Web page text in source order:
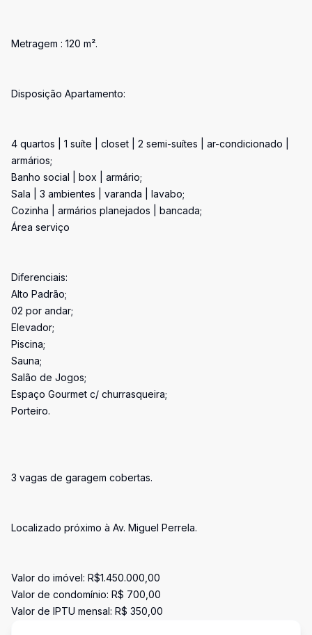
Metragem : 120 m².
Disposição Apartamento:
4 quartos | 1 suíte | closet | 2 semi-suítes | ar-condicionado |
armários;
Banho social | box | armário;
Sala | 3 ambientes | varanda | lavabo;
Cozinha | armários planejados | bancada;
Área serviço
Diferenciais:
Alto Padrão;
02 por andar;
Elevador;
Piscina;
Sauna;
Salão de Jogos;
Espaço Gourmet c/ churrasqueira;
Porteiro.
3 vagas de garagem cobertas.
Localizado próximo à Av. Miguel Perrela.
Valor do imóvel: R$1.450.000,00
Valor de condomínio: R$ 700,00
Valor de IPTU mensal: R$ 350,00